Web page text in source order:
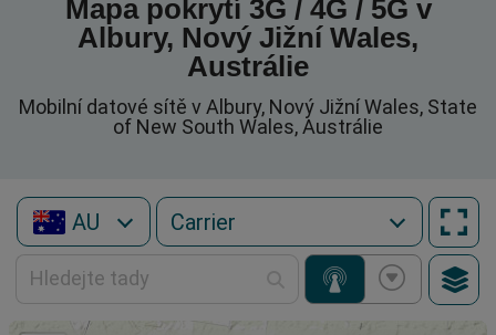
Mapa pokrytí 3G / 4G / 5G v
Albury, Nový Jižní Wales,
Austrálie
Mobilní datové sítě v Albury, Nový Jižní Wales, State
of New South Wales, Austrálie
AU